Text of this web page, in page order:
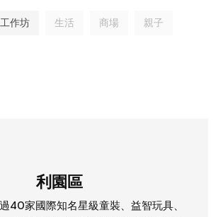
工作坊 生活 商場 親子
利園區
40家國際知名星級童裝、益智玩具、